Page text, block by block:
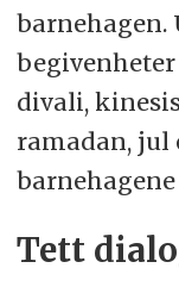
barnehagen.
divali,
ramadan, jul
Tett